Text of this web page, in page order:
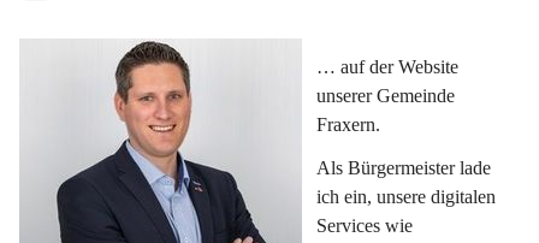
… auf der Website
unserer Gemeinde
Fraxern.
Als Bürgermeister lade
ich ein, unsere digitalen
Services wie